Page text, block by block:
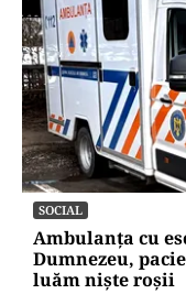
SOCIAL
Ambulanța cu
Dumnezeu,
luăm niște roșii